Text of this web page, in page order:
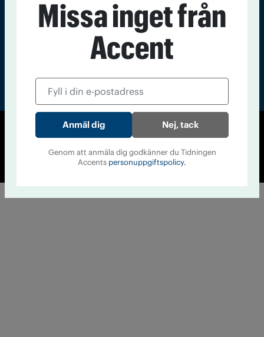
Accent
© Tidningen Accent 2026
Cookiepolicy
Personuppgiftspolicy
Missa inget från
Accent
Nej, tack
Genom att anmäla dig godkänner du Tidningen
Accents personuppgiftspolicy.